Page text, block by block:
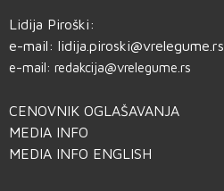
Lidija Piroški:
e-mail: lidija.piroski@vrelegume.rs
e-mail: redakcija@vrelegume.rs
CENOVNIK OGLAŠAVANJA
MEDIA INFO
MEDIA INFO ENGLISH